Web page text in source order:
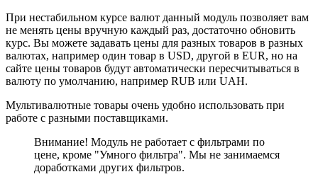
При нестабильном курсе валют данный модуль позволяет вам
не менять цены вручную каждый раз, достаточно обновить
курс. Вы можете задавать цены для разных товаров в разных
валютах, например один товар в USD, другой в EUR, но на
сайте цены товаров будут автоматически пересчитываться в
валюту по умолчанию, например RUB или UAH.
Мультивалютные товары очень удобно использовать при
работе с разными поставщиками.
Внимание! Модуль не работает с фильтрами по
цене, кроме "Умного фильтра". Мы не занимаемся
доработками других фильтров.